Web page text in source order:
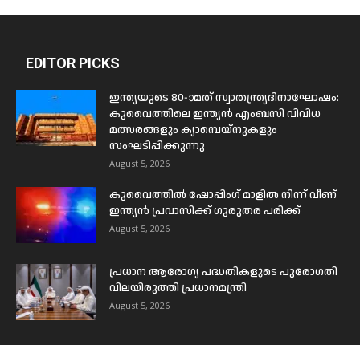
EDITOR PICKS
ഇന്ത്യയുടെ 80-ാമത് സ്വാതന്ത്ര്യദിനാഘോഷം:
കുവൈത്തിലെ ഇന്ത്യൻ എംബസി വിവിധ
മത്സരങ്ങളും ക്യാമ്പെയ്‌നുകളും
സംഘടിപ്പിക്കുന്നു
August 5, 2026
കുവൈത്തിൽ ഷോപ്പിംഗ് മാളിൽ നിന്ന് വീണ്
ഇന്ത്യൻ പ്രവാസിക്ക് ഗുരുതര പരിക്ക്
August 5, 2026
പ്രധാന ആരോഗ്യ പദ്ധതികളുടെ പുരോഗതി
വിലയിരുത്തി പ്രധാനമന്ത്രി
August 5, 2026